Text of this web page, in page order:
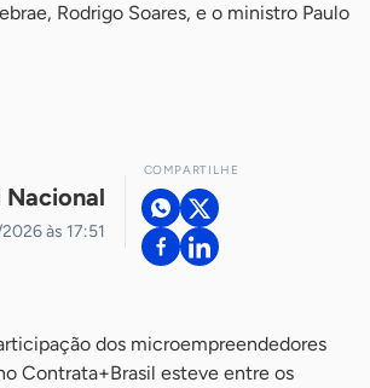
Rodrigo Soares, e o ministro Paulo
Nacional
às 17:51
COMPARTILHE
dos microempreendedores
Contrata+Brasil esteve entre os